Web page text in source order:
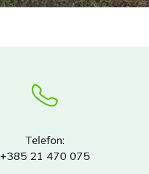
Telefon:
+385 21 470 075